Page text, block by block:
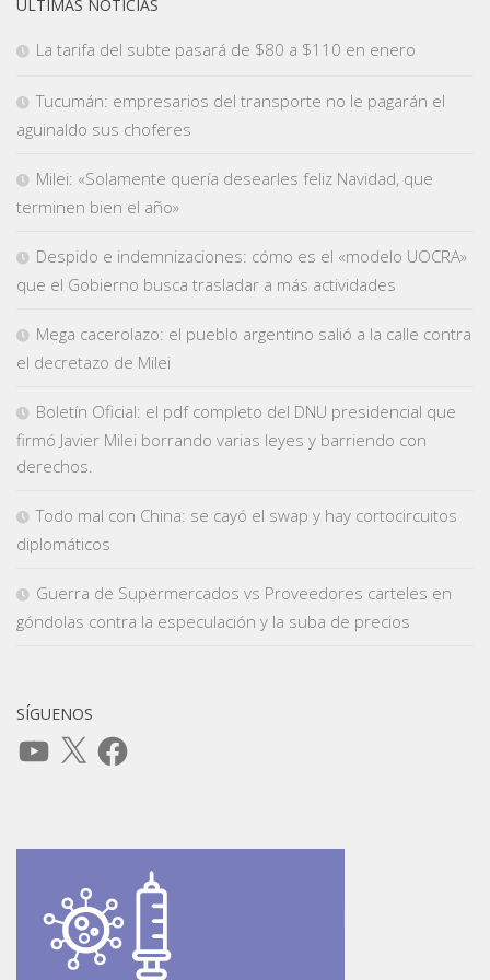
ÚLTIMAS NOTICIAS
La tarifa del subte pasará de $80 a $110 en enero
Tucumán: empresarios del transporte no le pagarán el
aguinaldo sus choferes
Milei: «Solamente quería desearles feliz Navidad, que
terminen bien el año»
Despido e indemnizaciones: cómo es el «modelo UOCRA»
que el Gobierno busca trasladar a más actividades
Mega cacerolazo: el pueblo argentino salió a la calle contra
el decretazo de Milei
Boletín Oficial: el pdf completo del DNU presidencial que
firmó Javier Milei borrando varias leyes y barriendo con
derechos.
Todo mal con China: se cayó el swap y hay cortocircuitos
diplomáticos
Guerra de Supermercados vs Proveedores carteles en
góndolas contra la especulación y la suba de precios
SÍGUENOS
YouTube
X Facebook